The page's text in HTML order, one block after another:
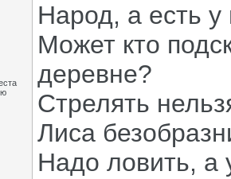
Народ, а есть у
Может кто
деревне?
Стрелять
Лиса
Надо ловить, а